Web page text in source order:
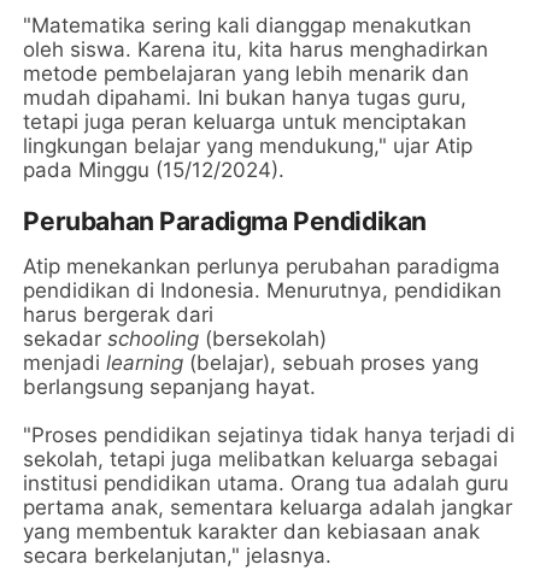
"Matematika sering kali dianggap menakutkan
oleh siswa. Karena itu, kita harus menghadirkan
metode pembelajaran yang lebih menarik dan
mudah dipahami. Ini bukan hanya tugas guru,
tetapi juga peran keluarga untuk menciptakan
lingkungan belajar yang mendukung," ujar Atip
pada Minggu (15/12/2024).
Perubahan Paradigma Pendidikan
Atip menekankan perlunya perubahan paradigma
pendidikan di Indonesia. Menurutnya, pendidikan
harus bergerak dari
sekadarschooling (bersekolah)
menjadilearning (belajar), sebuah proses yang
berlangsung sepanjang hayat.
"Proses pendidikan sejatinya tidak hanya terjadi di
sekolah, tetapi juga melibatkan keluarga sebagai
institusi pendidikan utama. Orang tua adalah guru
pertama anak, sementara keluarga adalah jangkar
yang membentuk karakter dan kebiasaan anak
secara berkelanjutan," jelasnya.